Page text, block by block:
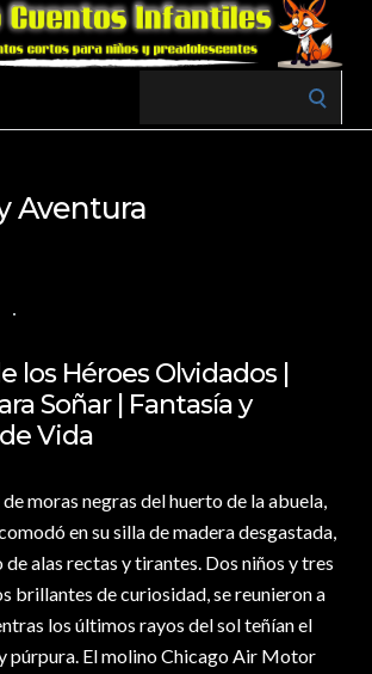
Aventura
los Héroes Olvidados |
Soñar | Fantasía y
Vida
moras negras del huerto de la abuela,
en su silla de madera desgastada,
alas rectas y tirantes. Dos niños y tres
brillantes de curiosidad, se reunieron a
los últimos rayos del sol teñían el
púrpura. El molino Chicago Air Motor